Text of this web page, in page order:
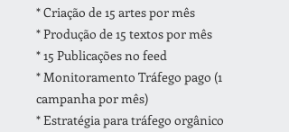
* Criação de 15 artes por mês
* Produção de 15 textos por mês
* 15 Publicações no feed
* Monitoramento Tráfego pago (1
campanha por mês)
* Estratégia para tráfego orgânico